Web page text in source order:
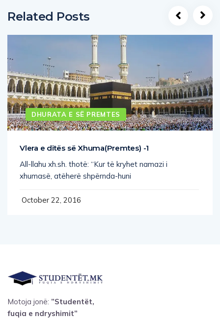
Related Posts
DHURATA E SË PREMTES
Vlera e ditës së Xhuma(Premtes) -1
All-llahu xh.sh. thotë: “Kur të kryhet namazi i
xhumasë, atëherë shpërnda-huni
October 22, 2016
Motoja jonë: ”Studentët,
fuqia e ndryshimit”